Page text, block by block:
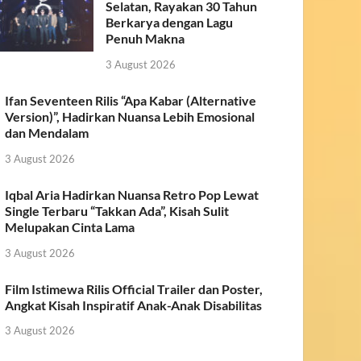
Selatan, Rayakan 30 Tahun
Berkarya dengan Lagu
Penuh Makna
3 August 2026
Ifan Seventeen Rilis “Apa Kabar (Alternative
Version)”, Hadirkan Nuansa Lebih Emosional
dan Mendalam
3 August 2026
Iqbal Aria Hadirkan Nuansa Retro Pop Lewat
Single Terbaru “Takkan Ada”, Kisah Sulit
Melupakan Cinta Lama
3 August 2026
Film Istimewa Rilis Official Trailer dan Poster,
Angkat Kisah Inspiratif Anak-Anak Disabilitas
3 August 2026